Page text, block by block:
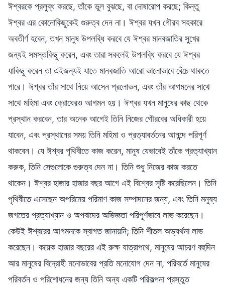
ঈশ্বরকে প্রলুব্ধ করছে, তাঁকে ভুল বুঝছে, বা দোষারোপ করছে; কিন্তু
ঈশ্বর এর কোনোকিছুকেই গুরুত্ব দেন না। ঈশ্বর যখন গৌরব সহকারে
অবতীর্ণ হবেন, তখন মানুষ উপলব্ধি করবে যে ঈশ্বর মানবজাতির সুখের
জন্যই সমস্তকিছু করেন, এবং তারা সকলেই উপলব্ধি করবে যে ঈশ্বর
যাকিছু করেন তা এইজন্যই যাতে মানবজাতি আরো ভালোভাবে বেঁচে থাকতে
পারে। ঈশ্বর তাঁর সাথে নিয়ে আসেন প্রলোভন, এবং তাঁর আগমনের সাথে
সাথে মহিমা এবং ক্রোধেরও আগমন হয়। ঈশ্বর যখন মানুষের কাছ থেকে
প্রস্থান করবেন, তার অনেক আগেই তিনি নিজের গৌরবের অধিকারী হয়ে
যাবেন, এবং প্রস্থানের সময় তিনি মহিমা ও প্রত্যাবর্তনের আনন্দে পরিপূর্ণ
থাকবেন। যে ঈশ্বর পৃথিবীতে কাজ করেন, মানুষ যেভাবেই তাঁকে প্রত্যাখ্যান
করুক, তিনি সেগুলোকে গুরুত্ব দেন না। তিনি শুধু নিজের কাজ করতে
থাকেন। ঈশ্বর হাজার হাজার বছর আগে এই বিশ্বের সৃষ্টি করেছিলেন। তিনি
পৃথিবীতে এসেছেন অপরিমেয় পরিমাণ কাজ সম্পাদনের জন্য, এবং তিনি মনুষ্য
জগতের প্রত্যাখ্যান ও অপবাদের অভিজ্ঞতা পরিপূর্ণভাবে লাভ করেছেন।
কেউই ঈশ্বরের আগমনকে স্বাগত জানায়নি; তিনি শীতল অভ্যর্থনা লাভ
করেছেন। কয়েক হাজার বছরের এই রুক্ষ যাত্রাপথে, মানুষের আচরণ বহুদিন
আর মানুষের বিদ্রোহী মনোভাবের প্রতি মনোযোগ দেন না, পরিবর্তে মানুষের
পরিবর্তন ও পরিশোধনের জন্য তিনি অন্য একটি পরিকল্পনা প্রস্তুত